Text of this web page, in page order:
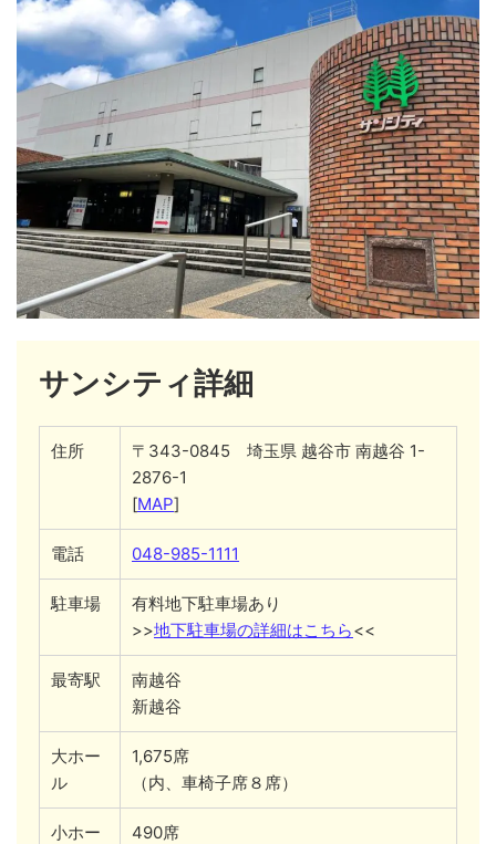
サンシティ詳細
住所
〒343-0845 埼玉県 越谷市 南越谷 1-
2876-1
[MAP]
電話 048-985-1111
駐車場
有料地下駐車場あり
>>地下駐車場の詳細はこちら<<
最寄駅
南越谷
新越谷
大ホー
ル
1,675席
（内、車椅子席８席）
小ホー
490席